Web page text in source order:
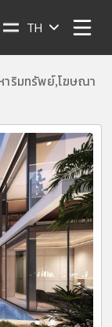
TH
าริมทรัพย์,โฆษณา